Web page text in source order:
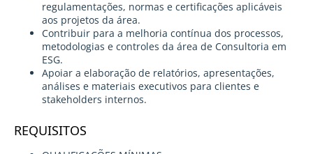
regulamentações, normas e certificações aplicáveis
aos projetos da área.
Contribuir para a melhoria contínua dos processos,
metodologias e controles da área de Consultoria em
ESG.
Apoiar a elaboração de relatórios, apresentações,
análises e materiais executivos para clientes e
stakeholders internos.
REQUISITOS